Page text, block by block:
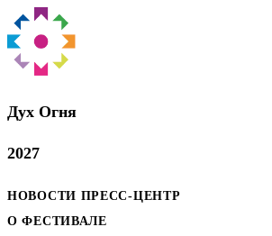
Дух Oгня
2027
НОВОСТИ ПРЕСС-ЦЕНТР
О ФЕСТИВАЛЕ